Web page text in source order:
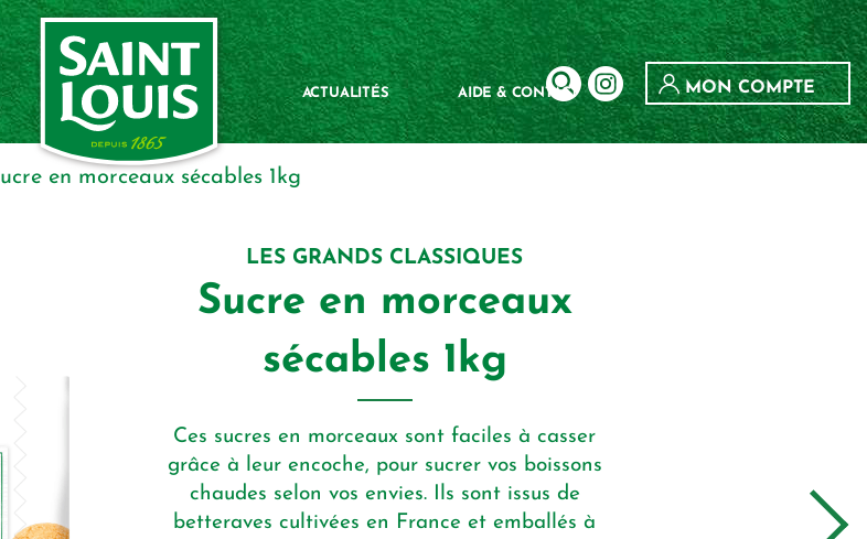
ACTUALITÉS AIDE & CONTACT MON COMPTE
sucre en morceaux sécables 1kg
LES GRANDS CLASSIQUES
Sucre en morceaux
sécables 1kg
Ces sucres en morceaux sont faciles à casser
grâce à leur encoche, pour sucrer vos boissons
chaudes selon vos envies. Ils sont issus de
betteraves cultivées en France et emballés à